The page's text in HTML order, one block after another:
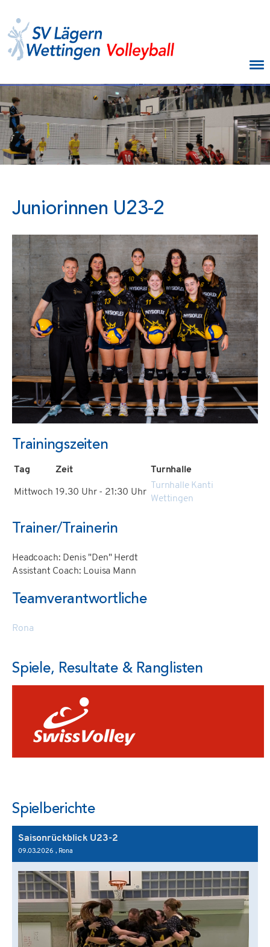
Juniorinnen U23-2
Trainingszeiten
Tag Zeit Turnhalle
Mittwoch 19.30 Uhr - 21:30 Uhr
Turnhalle Kanti
Wettingen
Trainer/Trainerin
Headcoach: Denis "Den" Herdt
Assistant Coach: Louisa Mann
Teamverantwortliche
Rona
Spiele, Resultate & Ranglisten
Spielberichte
Saisonrückblick U23-2
09.03.2026 , Rona